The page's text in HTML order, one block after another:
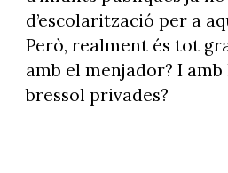
d’escolarització per a
Però, realment és tot
amb el menjador? I amb
bressol privades?